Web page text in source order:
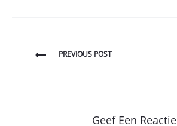
BerichtPREVIOUS POST
Geef Een Reactie